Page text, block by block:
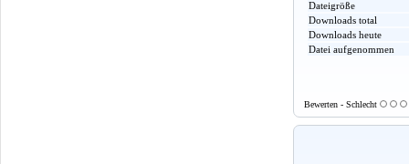
Dateigröße
Downloads total
Downloads heute
Datei aufgenommen
Bewerten - Schlecht